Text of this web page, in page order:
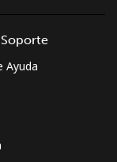
Ayuda